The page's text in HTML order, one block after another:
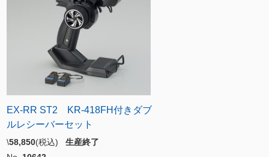
EX-RR ST2 KR-418FH付きダブ
ルレシーバーセット
\58,850(税込) 生産終了